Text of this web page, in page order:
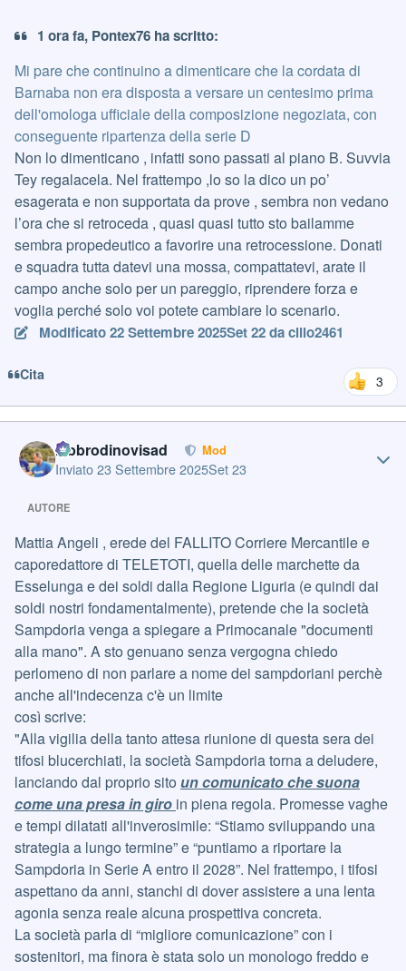
1 ora fa, Pontex76 ha scritto:
Mi pare che continuino a dimenticare che la cordata di
Barnaba non era disposta a versare un centesimo prima
dell'omologa ufficiale della composizione negoziata, con
conseguente ripartenza della serie D
Non lo dimenticano , infatti sono passati al piano B. Suvvia
Tey regalacela. Nel frattempo ,lo so la dico un po’
esagerata e non supportata da prove , sembra non vedano
l’ora che si retroceda , quasi quasi tutto sto bailamme
sembra propedeutico a favorire una retrocessione. Donati
e squadra tutta datevi una mossa, compattatevi, arate il
campo anche solo per un pareggio, riprendere forza e
voglia perché solo voi potete cambiare lo scenario.
Modificato22 Settembre 2025Set 22da cillo2461
Cita 3
labbrodinovisad Mod
Inviato23 Settembre 2025Set 23
AUTORE
Mattia Angeli , erede del FALLITO Corriere Mercantile e
caporedattore di TELETOTI, quella delle marchette da
Esselunga e dei soldi dalla Regione Liguria (e quindi dai
soldi nostri fondamentalmente), pretende che la società
Sampdoria venga a spiegare a Primocanale "documenti
alla mano". A sto genuano senza vergogna chiedo
perlomeno di non parlare a nome dei sampdoriani perchè
anche all'indecenza c'è un limite
così scrive:
"Alla vigilia della tanto attesa riunione di questa sera dei
tifosi blucerchiati, la società Sampdoria torna a deludere,
lanciando dal proprio sito un comunicato che suona
come una presa in giro in piena regola. Promesse vaghe
e tempi dilatati all'inverosimile: “Stiamo sviluppando una
strategia a lungo termine” e “puntiamo a riportare la
Sampdoria in Serie A entro il 2028”. Nel frattempo, i tifosi
aspettano da anni, stanchi di dover assistere a una lenta
agonia senza reale alcuna prospettiva concreta.
La società parla di “migliore comunicazione” con i
sostenitori, ma finora è stata solo un monologo freddo e